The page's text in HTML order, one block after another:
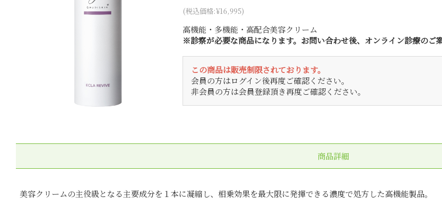
(税込価格:¥16,995)
高機能・多機能・高配合美容クリーム
※診察が必要な商品になります。お問い合わせ後、オンライン診療のご
この商品は販売制限されております。
会員の方はログイン後再度ご確認ください。
非会員の方は会員登録頂き再度ご確認ください。
商品詳細
美容クリームの主役級となる主要成分を１本に凝縮し、相乗効果を最大限に発揮できる濃度で処方した高機能製品。